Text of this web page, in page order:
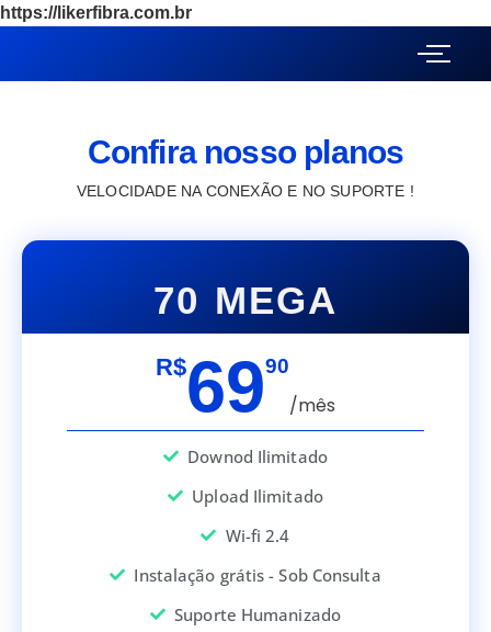
https://likerfibra.com.br
Confira nosso planos
VELOCIDADE NA CONEXÃO E NO SUPORTE !
70 MEGA
R$6990
/mês
Downod Ilimitado
Upload Ilimitado
Wi-fi 2.4
Instalação grátis - Sob Consulta
Suporte Humanizado